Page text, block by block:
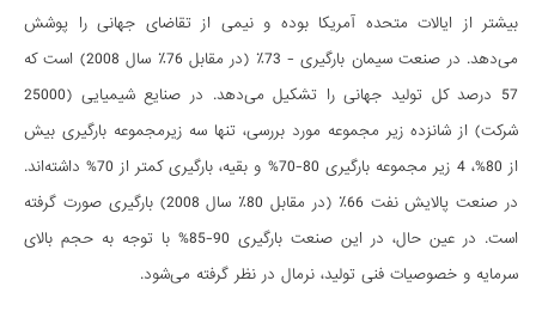
بیشتر از ایالات متحده آمریکا بوده و نیمی از تقاضای جهانی را پوشش
می‌دهد. در صنعت سیمان بارگیری - 73٪ (در مقابل 76٪ سال 2008) است که
57 درصد کل تولید جهانی را تشکیل می‌دهد. در صنایع شیمیایی (25000
شرکت) از شانزده زیر مجموعه مورد بررسی، تنها سه زیرمجموعه بارگیری بیش
از 80%، 4 زیر مجموعه بارگیری 80-70% و بقیه، بارگیری کمتر از 70% داشته‌اند.
در صنعت پالایش نفت 66٪ (در مقابل 80٪ سال 2008) بارگیری صورت گرفته
است. در عین حال، در این صنعت بارگیری 90-85% با توجه به حجم بالای
سرمایه و خصوصیات فنی تولید، نرمال در نظر گرفته می‌شود.